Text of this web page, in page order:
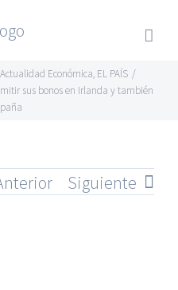
Actualidad Económica, EL PAÍS /
sus bonos en Irlanda y también
Siguiente